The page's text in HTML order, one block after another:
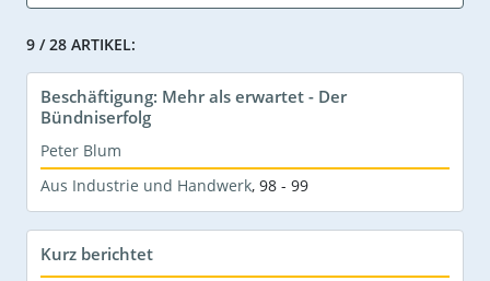
9 / 28 ARTIKEL:
Beschäftigung: Mehr als erwartet - Der
Bündniserfolg
Peter Blum
Aus Industrie und Handwerk, 98 - 99
Kurz berichtet